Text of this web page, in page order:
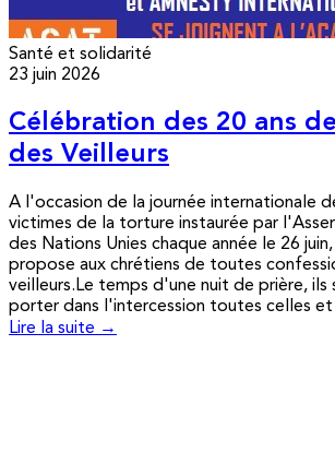
Santé et solidarité
23 juin 2026
Célébration des 20 ans
des Veilleurs
A l'occasion de la journée internationale
victimes de la torture instaurée par
des Nations Unies chaque année le 26
propose aux chrétiens de toutes
veilleurs.Le temps d'une nuit de prière, ils
porter dans l'intercession toutes celles et
Lire la suite →